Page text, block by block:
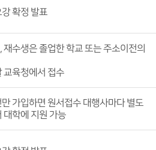
원, 지원자격, 수능필수 응시영역,
확정 발표
모든 사항 확인 가능
재수생은 졸업한 학교 또는 주소이전의
교육청에서 접수
증명 사진 2매
접수비
의 필수 응시영역을 반드시 확인 후 원서
가입하면 원서접수 대행사마다 별도
대학에 지원 가능